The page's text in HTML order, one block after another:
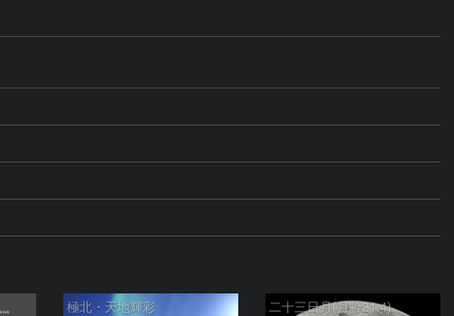
極北・天地輝彩 二十三日月(月齢21.4)